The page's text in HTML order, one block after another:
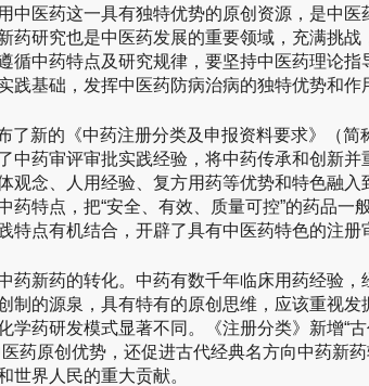
中医药这一具有独特优势的原创资源，是中医
药研究也是中医药发展的重要领域，充满挑战
循中药特点及研究规律，要坚持中医药理论指
践基础，发挥中医药防病治病的独特优势和作
了新的《中药注册分类及申报资料要求》（简
中药审评审批实践经验，将中药传承和创新并
观念、人用经验、复方用药等优势和特色融入
药特点，把“安全、有效、质量可控”的药品一
特点有机结合，开辟了具有中医药特色的注册
药新药的转化。中药有数千年临床用药经验，
制的源泉，具有特有的原创思维，应该重视发
学药研发模式显著不同。《注册分类》新增“
药原创优势，还促进古代经典名方向中药新
世界人民的重大贡献。